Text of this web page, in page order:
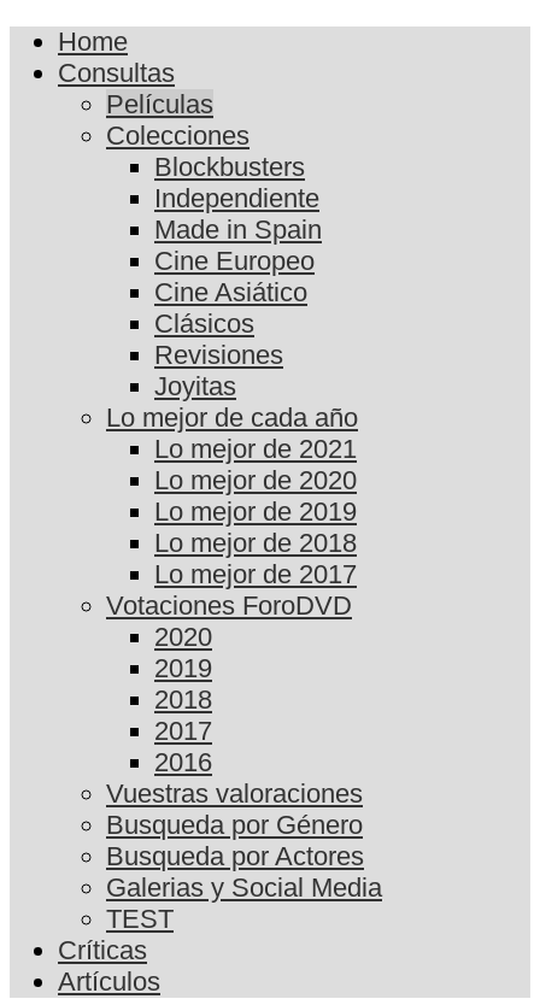
Home
Consultas
Películas
Colecciones
Blockbusters
Independiente
Made in Spain
Cine Europeo
Cine Asiático
Clásicos
Revisiones
Joyitas
Lo mejor de cada año
Lo mejor de 2021
Lo mejor de 2020
Lo mejor de 2019
Lo mejor de 2018
Lo mejor de 2017
Votaciones ForoDVD
2020
2019
2018
2017
2016
Vuestras valoraciones
Busqueda por Género
Busqueda por Actores
Galerias y Social Media
TEST
Críticas
Artículos